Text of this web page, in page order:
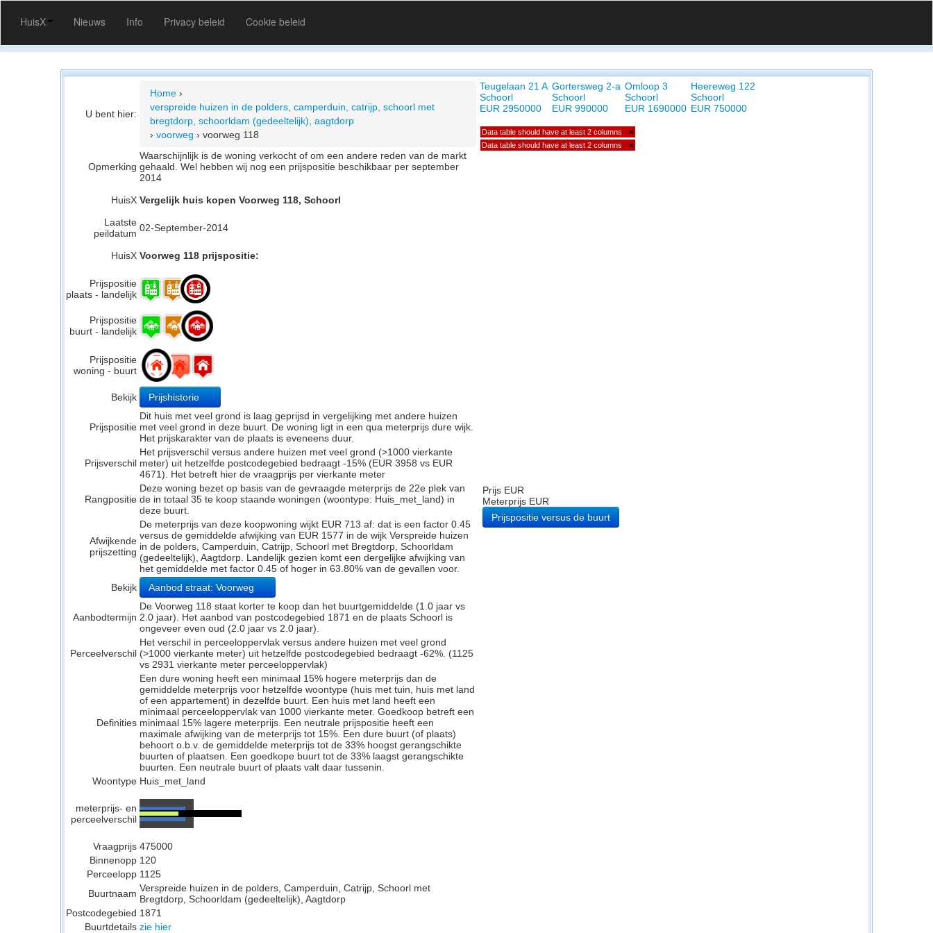
HuisX Nieuws Info Privacy beleid Cookie beleid
U bent hier:
Home ›
verspreide huizen in de polders, camperduin, catrijp, schoorl met
bregtdorp, schoorldam (gedeeltelijk), aagtdorp
› voorweg › voorweg 118
Opmerking
Waarschijnlijk is de woning verkocht of om een andere reden van de markt
gehaald. Wel hebben wij nog een prijspositie beschikbaar per september
2014
HuisX Vergelijk huis kopen Voorweg 118, Schoorl
Laatste
peildatum 02-September-2014
HuisX Voorweg 118 prijspositie:
Prijspositie
plaats - landelijk
Prijspositie
buurt - landelijk
Prijspositie
woning - buurt
Bekijk Prijshistorie
Prijspositie
Dit huis met veel grond is laag geprijsd in vergelijking met andere huizen
met veel grond in deze buurt. De woning ligt in een qua meterprijs dure wijk.
Het prijskarakter van de plaats is eveneens duur.
Prijsverschil
Het prijsverschil versus andere huizen met veel grond (>1000 vierkante
meter) uit hetzelfde postcodegebied bedraagt -15% (EUR 3958 vs EUR
4671). Het betreft hier de vraagprijs per vierkante meter
Rangpositie
Deze woning bezet op basis van de gevraagde meterprijs de 22e plek van
de in totaal 35 te koop staande woningen (woontype: Huis_met_land) in
deze buurt.
Afwijkende
prijszetting
De meterprijs van deze koopwoning wijkt EUR 713 af: dat is een factor 0.45
versus de gemiddelde afwijking van EUR 1577 in de wijk Verspreide huizen
in de polders, Camperduin, Catrijp, Schoorl met Bregtdorp, Schoorldam
(gedeeltelijk), Aagtdorp. Landelijk gezien komt een dergelijke afwijking van
het gemiddelde met factor 0.45 of hoger in 63.80% van de gevallen voor.
Bekijk
Aanbod straat: Voorweg
Aanbodtermijn
De Voorweg 118 staat korter te koop dan het buurtgemiddelde (1.0 jaar vs
2.0 jaar). Het aanbod van postcodegebied 1871 en de plaats Schoorl is
ongeveer even oud (2.0 jaar vs 2.0 jaar).
Perceelverschil
Het verschil in perceeloppervlak versus andere huizen met veel grond
(>1000 vierkante meter) uit hetzelfde postcodegebied bedraagt -62%. (1125
vs 2931 vierkante meter perceeloppervlak)
Definities
Een dure woning heeft een minimaal 15% hogere meterprijs dan de
gemiddelde meterprijs voor hetzelfde woontype (huis met tuin, huis met land
of een appartement) in dezelfde buurt. Een huis met land heeft een
minimaal perceeloppervlak van 1000 vierkante meter. Goedkoop betreft een
minimaal 15% lagere meterprijs. Een neutrale prijspositie heeft een
maximale afwijking van de meterprijs tot 15%. Een dure buurt (of plaats)
behoort o.b.v. de gemiddelde meterprijs tot de 33% hoogst gerangschikte
buurten of plaatsen. Een goedkope buurt tot de 33% laagst gerangschikte
buurten. Een neutrale buurt of plaats valt daar tussenin.
Woontype Huis_met_land
meterprijs- en
perceelverschil
Vraagprijs 475000
Binnenopp 120
Perceelopp 1125
Buurtnaam Verspreide huizen in de polders, Camperduin, Catrijp, Schoorl met
Bregtdorp, Schoorldam (gedeeltelijk), Aagtdorp
Postcodegebied 1871
Buurtdetails zie hier
Teugelaan 21 A
Schoorl
EUR 2950000
Gortersweg 2-a
Schoorl
EUR 990000
Omloop 3
Schoorl
EUR 1690000
Heereweg 122
Schoorl
EUR 750000
Data table should have at least 2 columns ×
Data table should have at least 2 columns ×
Prijs EUR
Meterprijs EUR
Prijspositie versus de buurt